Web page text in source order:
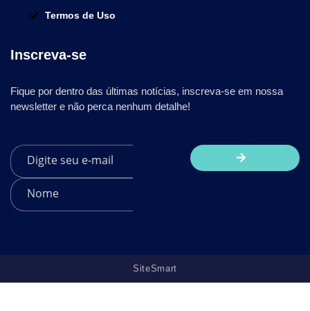
Termos de Uso
Inscreva-se
Fique por dentro das últimas notícias, inscreva-se em nossa
newsletter e não perca nenhum detalhe!
SiteSmart